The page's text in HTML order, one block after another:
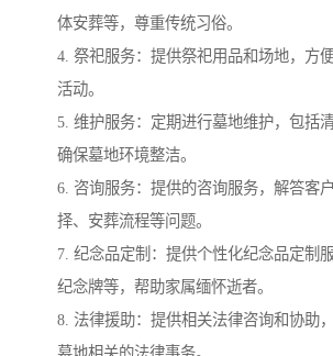
体安葬等，尊重传统习俗。
4. 祭祀服务：提供祭祀用品和场地，方
活动。
5. 维护服务：定期进行墓地维护，包括
确保墓地环境整洁。
6. 咨询服务：提供的咨询服务，解答客
择、安葬流程等问题。
7. 纪念品定制：提供个性化纪念品定制
纪念牌等，帮助家属缅怀逝者。
8. 法律援助：提供相关法律咨询和协助